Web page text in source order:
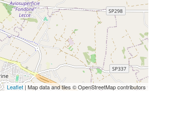
Leaflet| Map data and tiles © OpenStreetMap contributors